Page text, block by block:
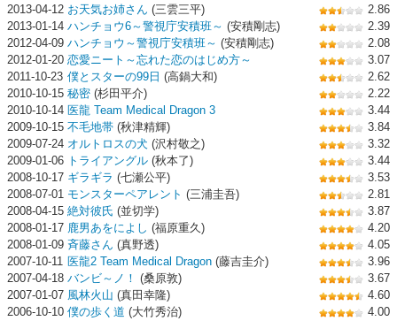
2013-04-12 お天気お姉さん (三雲三平)
2.86
2013-01-14 ハンチョウ6～警視庁安積班～ (安積剛志)
2.39
2012-04-09 ハンチョウ～警視庁安積班～ (安積剛志)
2.08
2012-01-20 恋愛ニート～忘れた恋のはじめ方～
3.07
2011-10-23 僕とスターの99日 (高鍋大和)
2.62
2010-10-15 秘密 (杉田平介)
2.22
2010-10-14 医龍 Team Medical Dragon 3
3.44
2009-10-15 不毛地帯 (秋津精輝)
3.84
2009-07-24 オルトロスの犬 (沢村敬之)
3.32
2009-01-06 トライアングル (秋本了)
3.44
2008-10-17 ギラギラ (七瀬公平)
3.53
2008-07-01 モンスターペアレント (三浦圭吾)
2.81
2008-04-15 絶対彼氏 (並切学)
3.87
2008-01-17 鹿男あをによし (福原重久)
4.20
2008-01-09 斉藤さん (真野透)
4.05
2007-10-11 医龍2 Team Medical Dragon (藤吉圭介)
3.96
2007-04-18 バンビ～ノ！ (桑原敦)
3.67
2007-01-07 風林火山 (真田幸隆)
4.60
2006-10-10 僕の歩く道 (大竹秀治)
4.00